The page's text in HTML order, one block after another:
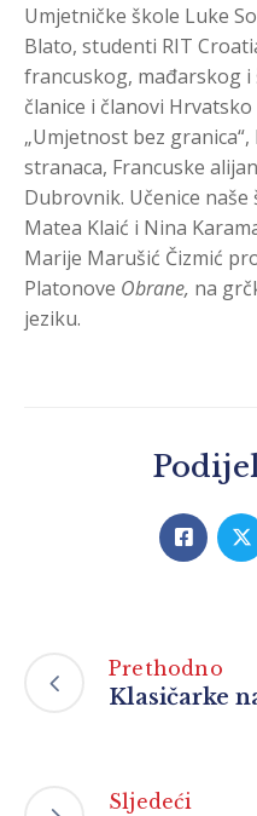
Umjetničke škole Luke
Blato, studenti RIT
francuskog, mađarskog
članice i članovi
„Umjetnost bez
stranaca, Francuske
Dubrovnik. Učenice
Matea Klaić i Nina
Marije Marušić Čizmić
Platonove Obrane, na
jeziku.
Prethodno
Klasičarke
Sljedeći